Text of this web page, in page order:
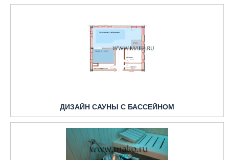
ДИЗАЙН САУНЫ С БАССЕЙНОМ